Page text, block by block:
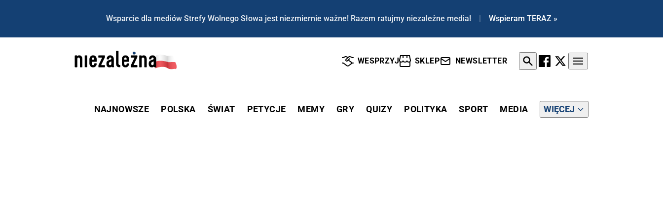
Wsparcie dla mediów Strefy Wolnego Słowa jest niezmiernie ważne! Razem ratujmy niezależne media! | Wspieram TERAZ »
WESPRZYJ SKLEP NEWSLETTER
NAJNOWSZE POLSKA ŚWIAT PETYCJE MEMY GRY QUIZY POLITYKA SPORT MEDIA WIĘCEJ